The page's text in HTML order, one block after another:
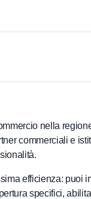
nella
commerciali e
efficienza: puoi
specifici,